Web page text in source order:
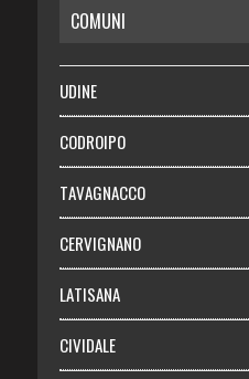
RISPARMIO
SALUTE
Necrologie
Chi siamo
Abbonati
Login
COMUNI
UDINE
CODROIPO
TAVAGNACCO
CERVIGNANO
LATISANA
CIVIDALE